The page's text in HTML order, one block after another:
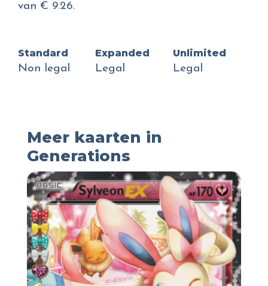
van € 9.26.
Standard
Non legal
Expanded
Legal
Unlimited
Legal
Meer kaarten in
Generations